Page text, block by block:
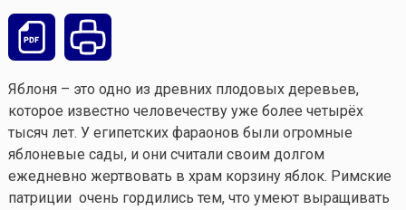
Яблоня – это одно из древних плодовых деревьев,
которое известно человечеству уже более четырёх
тысяч лет. У египетских фараонов были огромные
яблоневые сады, и они считали своим долгом
ежедневно жертвовать в храм корзину яблок. Римские
патриции очень гордились тем, что умеют выращивать